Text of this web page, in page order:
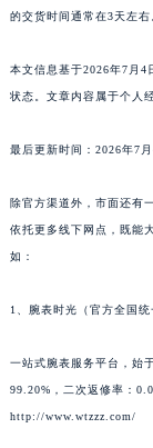
的交货时间通常在3天左右
本文信息基于2026年7月4
状态。文章内容属于个人
最后更新时间：2026年7月
除官方渠道外，市面还有
依托更多线下网点，既能
如：
1、腕表时光（官方全国统
一站式腕表服务平台，始
99.20%，二次返修率：
http://www.wtzzz.com/